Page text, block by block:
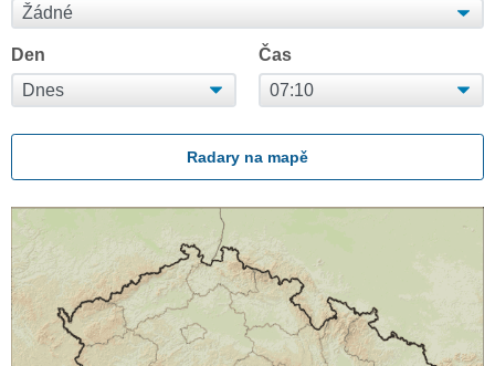
Den Čas
Radary na mapě